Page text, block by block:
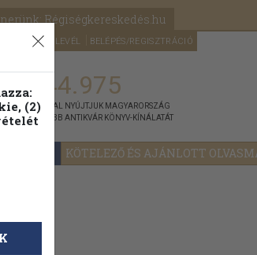
Régiségkereskedés.hu
HÍRLEVÉL BELÉPÉS/REGISZTRÁCIÓ
KÖTELEZŐ ÉS AJÁNLOTT
1.144.975
KIADVÁNNYAL NYÚJTJUK MAGYARORSZÁG
LEGNAGYOBB ANTIKVÁR KÖNYV-KÍNÁLATÁT
(2)